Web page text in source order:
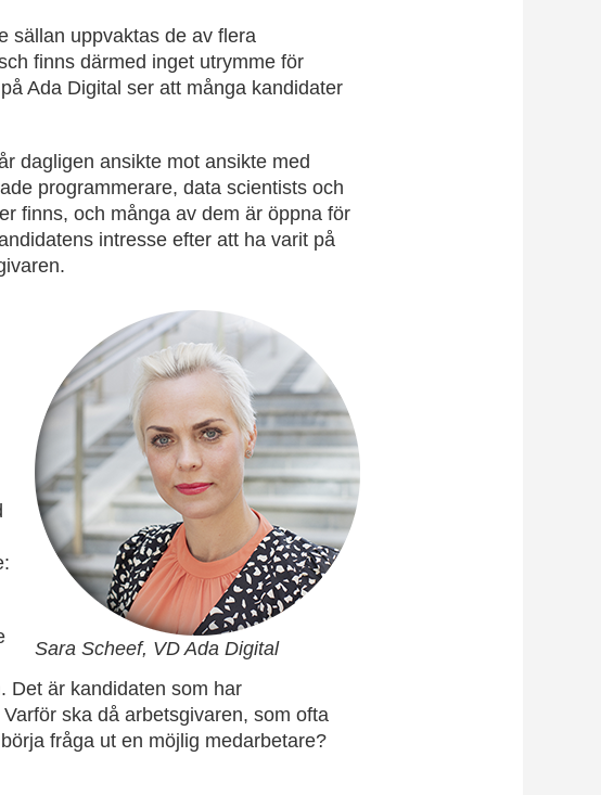
sällan uppvaktas de av flera
finns därmed inget utrymme för
Ada Digital ser att många kandidater
dagligen ansikte mot ansikte med
programmerare, data scientists och
finns, och många av dem är öppna för
intresse efter att ha varit på
Sara Scheef, VD Ada Digital
Det är kandidaten som har
ska då arbetsgivaren, som ofta
fråga ut en möjlig medarbetare?